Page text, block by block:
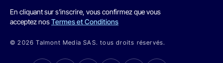
En cliquant sur s'inscrire, vous confirmez que vous
acceptez nosTermes et Conditions
© 2026 Talmont Media SAS. tous droits réservés.